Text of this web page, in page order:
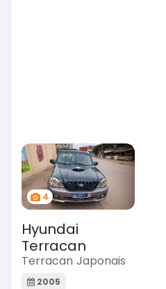
4
Hyundai
Terracan
Terracan Japonais
2005